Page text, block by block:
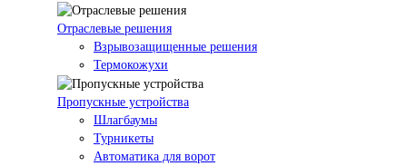
Отраслевые решения
Взрывозащищенные решения
Термокожухи
Пропускные устройства
Шлагбаумы
Турникеты
Автоматика для ворот